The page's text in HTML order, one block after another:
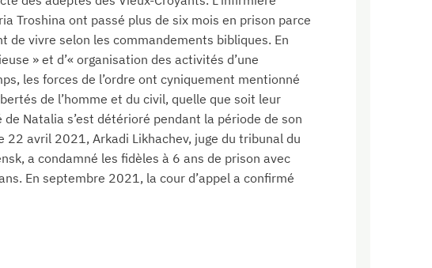
Troshina ont passé plus de six mois en prison parce
de vivre selon les commandements bibliques. En
» et d’« organisation des activités d’une
les forces de l’ordre ont cyniquement mentionné
de l’homme et du civil, quelle que soit leur
Natalia s’est détérioré pendant la période de son
avril 2021, Arkadi Likhachev, juge du tribunal du
a condamné les fidèles à 6 ans de prison avec
En septembre 2021, la cour d’appel a confirmé